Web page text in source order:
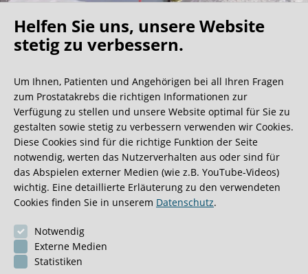
Oh what a ride!
Wir bekommen ja viele tolle Gästebucheinträge,
aber dieser ist doch sehr ungewöhnlich.
0:40 Minuten
Helfen Sie uns, unsere Website
stetig zu verbessern.
Um Ihnen, Patienten und Angehörigen bei all Ihren Fragen
zum Prostatakrebs die richtigen Informationen zur
Verfügung zu stellen und unsere Website optimal für Sie zu
gestalten sowie stetig zu verbessern verwenden wir Cookies.
Diese Cookies sind für die richtige Funktion der Seite
notwendig, werten das Nutzerverhalten aus oder sind für
das Abspielen externer Medien (wie z.B. YouTube-Videos)
wichtig. Eine detaillierte Erläuterung zu den verwendeten
Cookies finden Sie in unserem Datenschutz.
Notwendig
Externe Medien
Statistiken